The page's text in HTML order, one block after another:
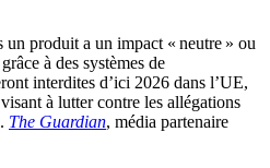
un produit a un impact « neutre » ou
à des systèmes de
interdites d’ici 2026 dans l’UE,
à lutter contre les allégations
The Guardian, média partenaire